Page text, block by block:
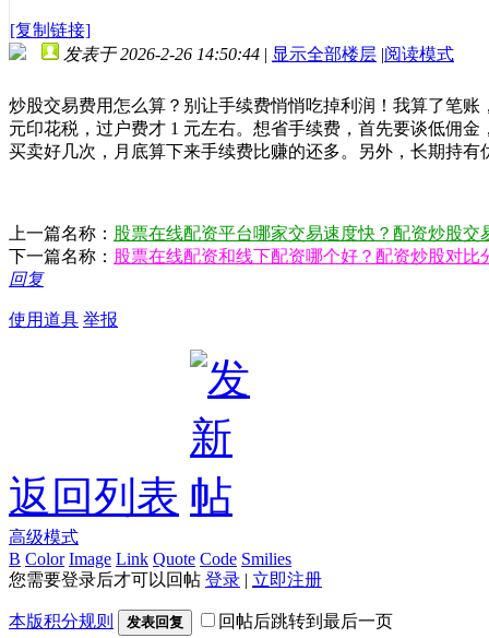
[复制链接]
发表于 2026-2-26 14:50:44 | 显示全部楼层 |阅读模式
炒股交易费用怎么算？别让手续费悄悄吃掉利润！我算了笔账
元印花税，过户费才 1 元左右。想省手续费，首先要谈低佣
买卖好几次，月底算下来手续费比赚的还多。另外，长期持
上一篇名称： 股票在线配资平台哪家交易速度快？配资炒股交
下一篇名称： 股票在线配资和线下配资哪个好？配资炒股对比
回复
使用道具 举报
返回列表
高级模式
B Color Image Link Quote Code Smilies
您需要登录后才可以回帖 登录 | 立即注册
本版积分规则 发表回复 回帖后跳转到最后一页